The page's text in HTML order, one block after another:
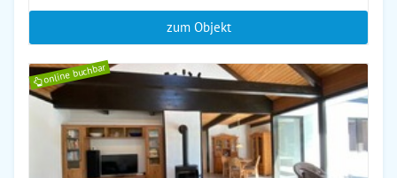
zum Objekt
online buchbar